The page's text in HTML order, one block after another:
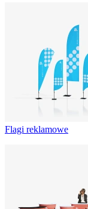
Flagi reklamowe